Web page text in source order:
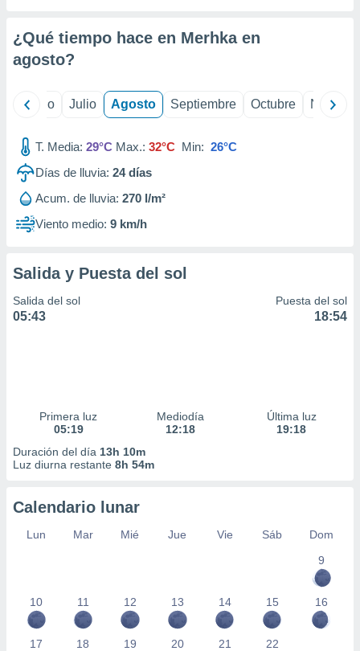
e
mediante
publicidad
publicidad
de
1199
¿Qué tiempo hace en Merhka en
agosto?
Junio Julio Agosto Septiembre Octubre
T. Media: 29°C Max.: 32°C Min: 26°C
Días de lluvia: 24días
Acum. de lluvia: 270 l/m²
Viento medio: 9 km/h
Salida y Puesta del sol
Salida del sol
05:43
Puesta del sol
18:54
Primera luz
05:19
Mediodía
12:18
Última luz
19:18
Duración del día 13h 10m
Luz diurna restante 8h 54m
Calendario lunar
Lun Mar Mié Jue Vie Sáb
Dom
9
10 11 12 13 14 15 16
17 18 19 20 21 22